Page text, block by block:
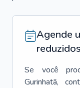
Agende
reduzidos
Se você
Gurinhatã,